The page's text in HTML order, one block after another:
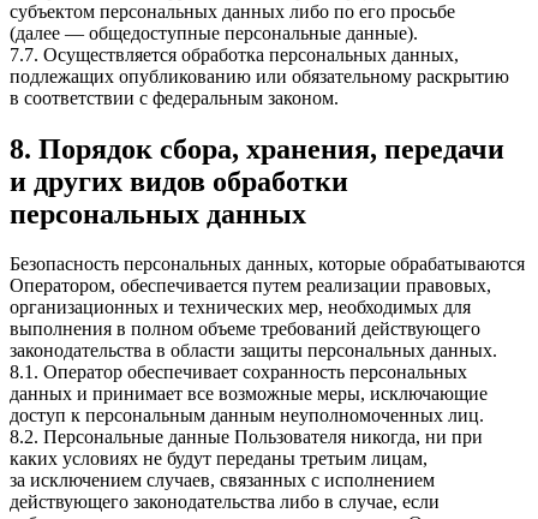
субъектом персональных данных либо по его просьбе
(далее — общедоступные персональные данные).
7.7. Осуществляется обработка персональных данных,
подлежащих опубликованию или обязательному раскрытию
в соответствии с федеральным законом.
8. Порядок сбора, хранения, передачи
и других видов обработки
персональных данных
Безопасность персональных данных, которые обрабатываются
Оператором, обеспечивается путем реализации правовых,
организационных и технических мер, необходимых для
выполнения в полном объеме требований действующего
законодательства в области защиты персональных данных.
8.1. Оператор обеспечивает сохранность персональных
данных и принимает все возможные меры, исключающие
доступ к персональным данным неуполномоченных лиц.
8.2. Персональные данные Пользователя никогда, ни при
каких условиях не будут переданы третьим лицам,
за исключением случаев, связанных с исполнением
действующего законодательства либо в случае, если